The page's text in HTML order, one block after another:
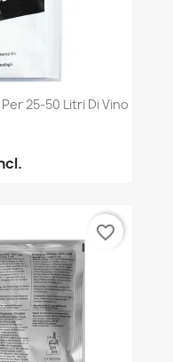
Per 25-50 Litri Di Vino
favorite_border